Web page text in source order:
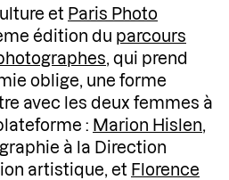
et Paris Photo
édition du parcours
, qui prend
oblige, une forme
avec les deux femmes à
: Marion Hislen,
à la Direction
artistique, et Florence